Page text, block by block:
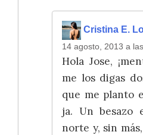
Cristina E.
14 agosto, 2013 a
Hola Jose,
me los digas
que me planto
ja. Un besazo
norte y, sin